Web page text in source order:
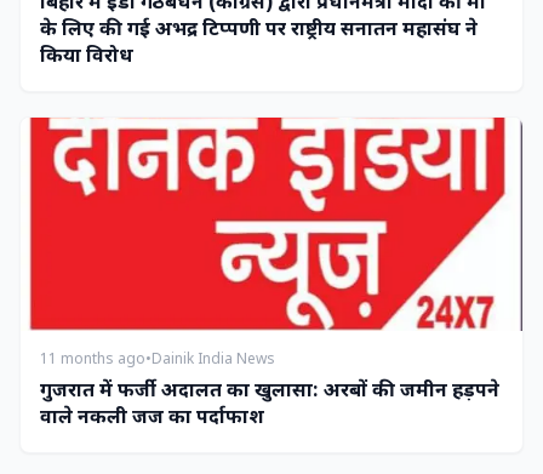
के लिए की गई अभद्र टिप्पणी पर राष्ट्रीय सनातन महासंघ ने
किया विरोध
11 months ago•Dainik India News
गुजरात में फर्जी अदालत का खुलासा: अरबों की जमीन हड़पने
वाले नकली जज का पर्दाफाश